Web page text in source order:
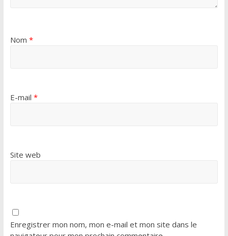
Nom *
E-mail *
Site web
Enregistrer mon nom, mon e-mail et mon site dans le